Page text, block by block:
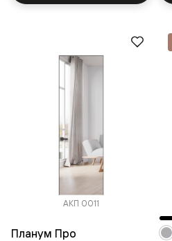
АКП 0011
Планум Про